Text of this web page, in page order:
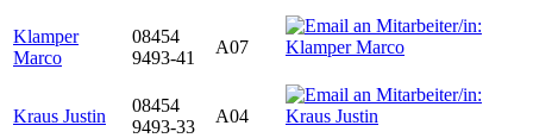
Klamper
Marco
08454
9493-41
A07
Kraus Justin
08454
9493-33
A04